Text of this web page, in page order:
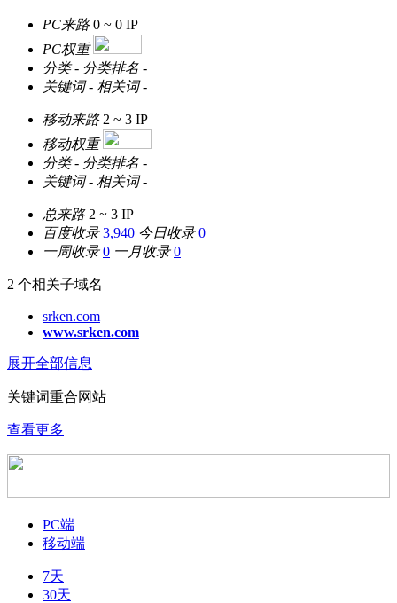
PC来路 0 ~ 0 IP
PC权重
分类 - 分类排名 -
关键词 - 相关词 -
移动来路 2 ~ 3 IP
移动权重
分类 - 分类排名 -
关键词 - 相关词 -
总来路 2 ~ 3 IP
百度收录 3,940 今日收录 0
一周收录 0 一月收录 0
2 个相关子域名
srken.com
www.srken.com
展开全部信息
关键词重合网站
查看更多
PC端
移动端
7天
30天